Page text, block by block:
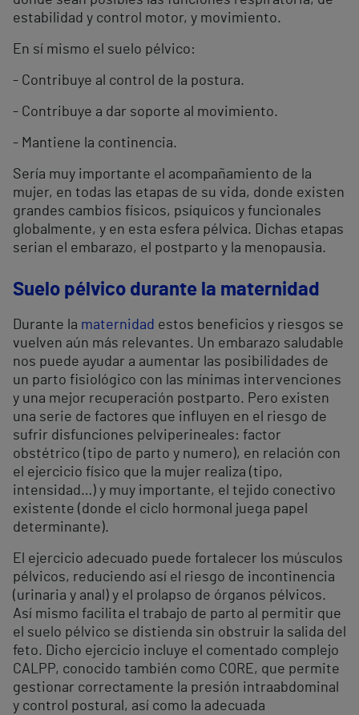
estabilidad y control motor, y movimiento.
En sí mismo el suelo pélvico:
- Contribuye al control de la postura.
- Contribuye a dar soporte al movimiento.
- Mantiene la continencia.
Sería muy importante el acompañamiento de la
mujer, en todas las etapas de su vida, donde existen
grandes cambios físicos, psíquicos y funcionales
globalmente, y en esta esfera pélvica. Dichas etapas
serian el embarazo, el postparto y la menopausia.
Suelo pélvico durante la maternidad
Durante la maternidad estos beneficios y riesgos se
vuelven aún más relevantes. Un embarazo saludable
nos puede ayudar a aumentar las posibilidades de
un parto fisiológico con las mínimas intervenciones
y una mejor recuperación postparto. Pero existen
una serie de factores que influyen en el riesgo de
sufrir disfunciones pelviperineales: factor
obstétrico (tipo de parto y numero), en relación con
el ejercicio físico que la mujer realiza (tipo,
intensidad…) y muy importante, el tejido conectivo
existente (donde el ciclo hormonal juega papel
determinante).
El ejercicio adecuado puede fortalecer los músculos
pélvicos, reduciendo así el riesgo de incontinencia
(urinaria y anal) y el prolapso de órganos pélvicos.
Así mismo facilita el trabajo de parto al permitir que
el suelo pélvico se distienda sin obstruir la salida del
feto. Dicho ejercicio incluye el comentado complejo
CALPP, conocido también como CORE, que permite
gestionar correctamente la presión intraabdominal
y control postural, así como la adecuada